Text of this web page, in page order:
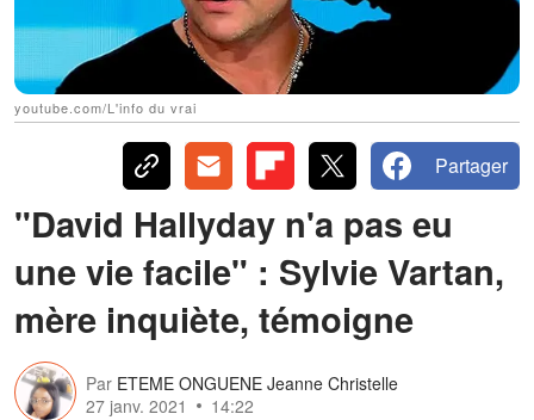
youtube.com/L'info du vrai
Partager
"David Hallyday n'a pas eu
une vie facile" : Sylvie Vartan,
mère inquiète, témoigne
Par ETEME ONGUENE Jeanne Christelle
27 janv. 2021
14:22